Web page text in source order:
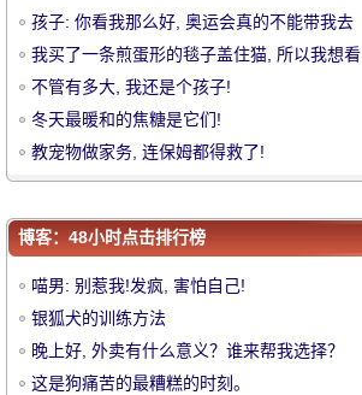
华
孩子: 你看我那么好, 奥运会真的不能带我去
玩吗？
我买了一条煎蛋形的毯子盖住猫, 所以我想看
看。
不管有多大, 我还是个孩子!
冬天最暖和的焦糖是它们!
教宠物做家务, 连保姆都得救了!
孩子: 你看我那么好, 奥运会真的不能带我去
玩吗？
我买了一条煎蛋形的毯子盖住猫, 所以我想看
看。
不管有多大, 我还是个孩子!
冬天最暖和的焦糖是它们!
教宠物做家务, 连保姆都得救了!
博客：48小时点击排行榜
喵男: 别惹我!发疯, 害怕自己!
银狐犬的训练方法
晚上好, 外卖有什么意义？谁来帮我选择？
这是狗痛苦的最糟糕的时刻。